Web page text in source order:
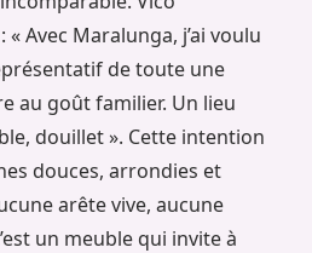
Avec Maralunga, j’ai voulu
de toute une
au goût familier. Un lieu
douillet ». Cette intention
douces, arrondies et
arête vive, aucune
un meuble qui invite à